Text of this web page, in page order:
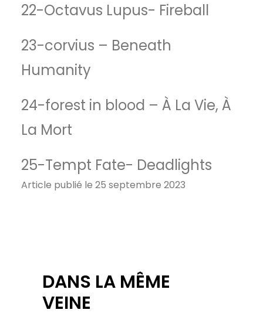
22-Octavus Lupus- Fireball
23-corvius – Beneath
Humanity
24-forest in blood – À La Vie, À
La Mort
25-Tempt Fate- Deadlights
Article publié le 25 septembre 2023
DANS LA MÊME
VEINE